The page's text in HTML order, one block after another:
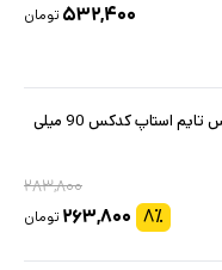
۵۳۲,۴۰۰ تومان
ژل روان کننده دیلی مکس تایم استاپ کدکس 90 میلی
۲۸۳,۸۰۰
۸٪ ۲۶۳,۸۰۰ تومان